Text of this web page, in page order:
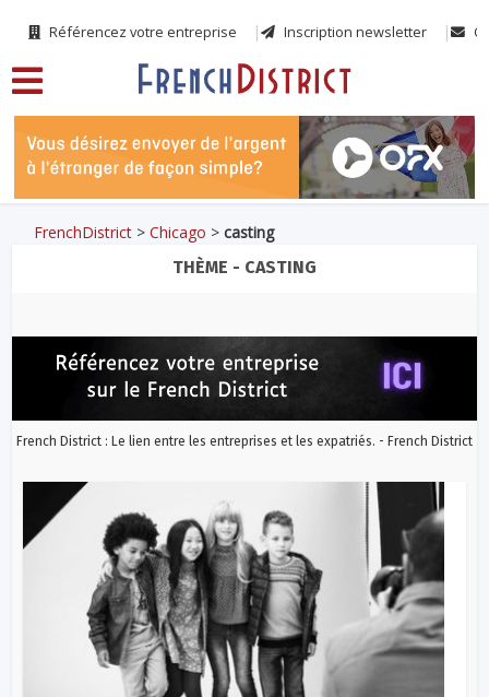
Référencez votre entreprise Inscription newsletter
FrenchDistrict >Chicago >casting
THÈME - CASTING
French District : Le lien entre les entreprises et les expatriés. - French District